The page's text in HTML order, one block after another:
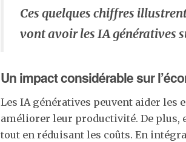
Ces quelques chiffres
vont avoir les IA génératives
Un impact considérable sur
Les IA génératives peuvent aider les
améliorer leur productivité. De
tout en réduisant les coûts. En